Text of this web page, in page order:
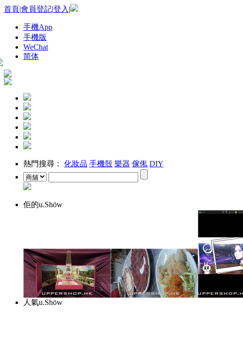
首頁|會員登記|登入 |
手機App
手機版
WeChat
简体
熱門搜尋： 化妝品 手機殼 樂器 傢俬 DIY
佢的u.Shöw
人氣u.Shöw